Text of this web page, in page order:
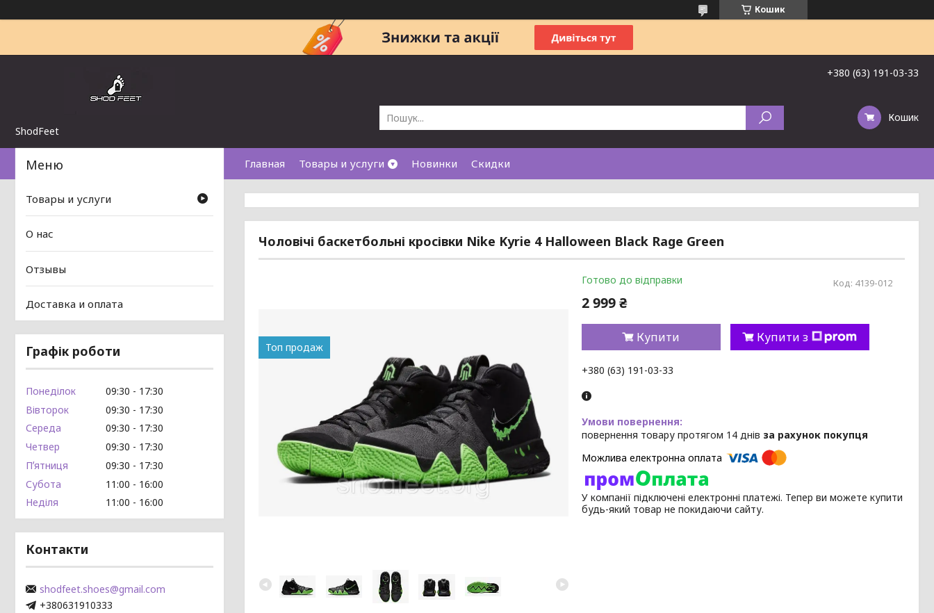
Кошик
ShodFeet
+380 (63) 191-03-33
Кошик
Главная Товары и услуги Новинки Скидки
Чоловічі баскетбольні кросівки Nike Kyrie 4 Halloween Black Rage Green
Топ продаж
Готово до відправки Код: 4139-012
2 999 ₴
Купити Купити з
+380 (63) 191-03-33
повернення товару протягом 14 днів за рахунок покупця
У компанії підключені електронні платежі. Тепер ви можете купити
будь-який товар не покидаючи сайту.
Товары и услуги
О нас
Отзывы
Доставка и оплата
Графік роботи
Понеділок 09:30
17:30
Вівторок
09:30
17:30
Середа
09:30
17:30
Четвер
09:30
17:30
Пʼятниця
09:30
17:30
Субота
11:00
16:00
Неділя
11:00 16:00
Контакти
shodfeet.shoes@gmail.com
+380631910333